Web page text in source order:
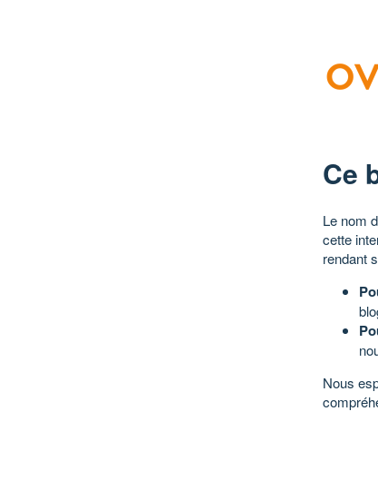
Ce
Le nom
cette
rendant
Nous